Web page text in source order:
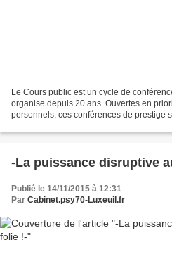
Le Cours public est un cycle de
organise depuis 20 ans. Ouvertes en
personnels, ces conférences de prestige
-La puissance disruptive
Publié le 14/11/2015 à 12:31
Par Cabinet.psy70-Luxeuil.fr